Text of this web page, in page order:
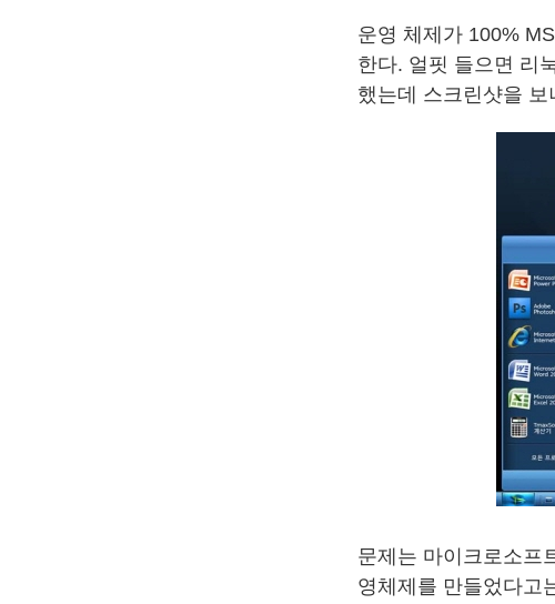
운영 체제가 100%
한다. 얼핏 들으면 리
했는데 스크린샷을
문제는 마이크로소프
영체제를 만들었다고